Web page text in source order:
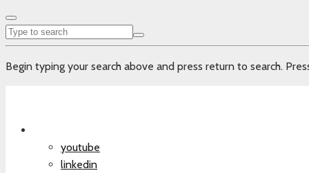
Begin typing your search above and press return to search.
youtube
linkedin